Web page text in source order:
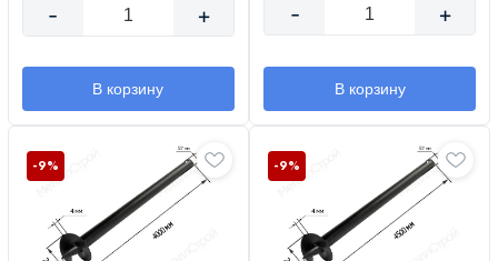
- +
В корзину
- +
В корзину
-9% -9%